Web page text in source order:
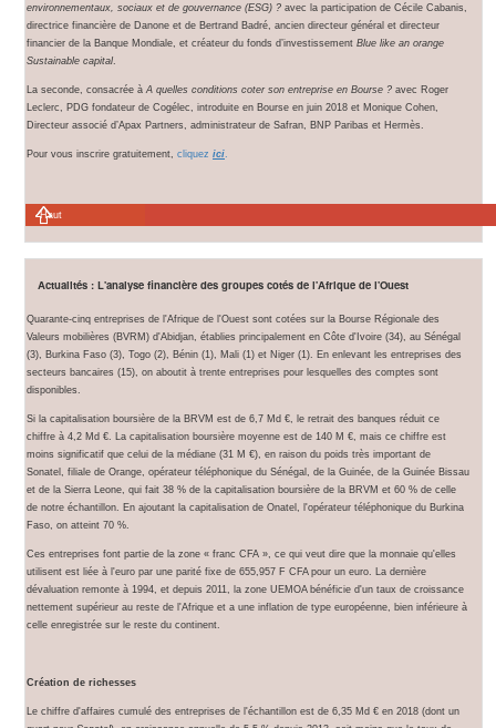
environnementaux, sociaux et de gouvernance (ESG) ? avec la participation de Cécile Cabanis,
directrice financière de Danone et de Bertrand Badré, ancien directeur général et directeur
financier de la Banque Mondiale, et créateur du fonds d’investissement Blue like an orange
Sustainable capital
La seconde, consacrée à A quelles conditions coter son entreprise en Bourse ? avec Roger
Leclerc, PDG fondateur de Cogélec, introduite en Bourse en juin 2018 et Monique Cohen,
Directeur associé d’Apax Partners, administrateur de Safran, BNP Paribas et Hermès.
Pour vous inscrire gratuitement, cliquez ici
Haut
Actualités : L'analyse financière des groupes cotés de l'Afrique de l'Ouest
Quarante-cinq entreprises de l'Afrique de l'Ouest sont cotées sur la Bourse Régionale des
Valeurs mobilières (BVRM) d'Abidjan, établies principalement en Côte d'Ivoire (34), au Sénégal
(3), Burkina Faso (3), Togo (2), Bénin (1), Mali (1) et Niger (1). En enlevant les entreprises des
secteurs bancaires (15), on aboutit à trente entreprises pour lesquelles des comptes sont
disponibles.
Si la capitalisation boursière de la BRVM est de 6,7 Md €, le retrait des banques réduit ce
chiffre à 4,2 Md €. La capitalisation boursière moyenne est de 140 M €, mais ce chiffre est
moins significatif que celui de la médiane (31 M €), en raison du poids très important de
Sonatel, filiale de Orange, opérateur téléphonique du Sénégal, de la Guinée, de la Guinée Bissau
et de la Sierra Leone, qui fait 38 % de la capitalisation boursière de la BRVM et 60 % de celle
de notre échantillon. En ajoutant la capitalisation de Onatel, l'opérateur téléphonique du Burkina
Faso, on atteint 70 %.
Ces entreprises font partie de la zone « franc CFA », ce qui veut dire que la monnaie qu'elles
utilisent est liée à l'euro par une parité fixe de 655,957 F CFA pour un euro. La dernière
dévaluation remonte à 1994, et depuis 2011, la zone UEMOA bénéficie d'un taux de croissance
nettement supérieur au reste de l'Afrique et a une inflation de type européenne, bien inférieure à
celle enregistrée sur le reste du continent.
Création de richesses
Le chiffre d'affaires cumulé des entreprises de l'échantillon est de 6,35 Md € en 2018 (dont un